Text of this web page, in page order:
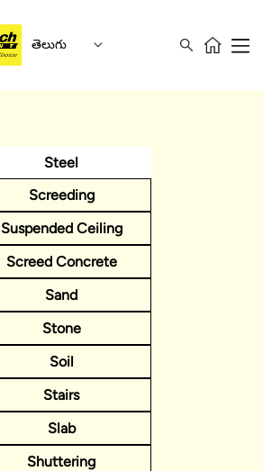
తెలుగు
Steel
Screeding
Suspended Ceiling
Screed Concrete
Sand
Stone
Soil
Stairs
Slab
Shuttering